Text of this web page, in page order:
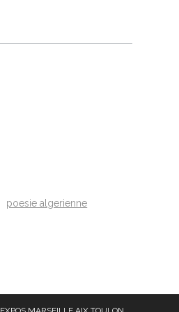
poesie algerienne